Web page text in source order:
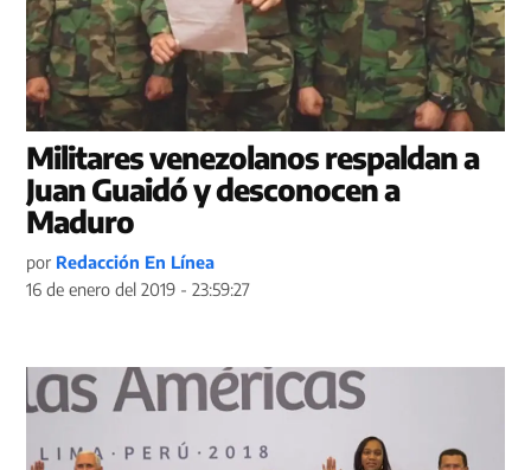
Militares venezolanos respaldan a
Juan Guaidó y desconocen a
Maduro
por Redacción En Línea
16 de enero del 2019 - 23:59:27